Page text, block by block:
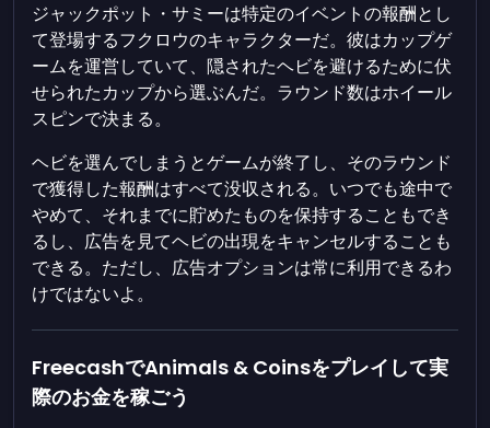
ジャックポット・サミーは特定のイベントの報酬とし
て登場するフクロウのキャラクターだ。彼はカップゲ
ームを運営していて、隠されたヘビを避けるために伏
せられたカップから選ぶんだ。ラウンド数はホイール
スピンで決まる。
ヘビを選んでしまうとゲームが終了し、そのラウンド
で獲得した報酬はすべて没収される。いつでも途中で
やめて、それまでに貯めたものを保持することもでき
るし、広告を見てヘビの出現をキャンセルすることも
できる。ただし、広告オプションは常に利用できるわ
けではないよ。
FreecashでAnimals & Coinsをプレイして実
際のお金を稼ごう